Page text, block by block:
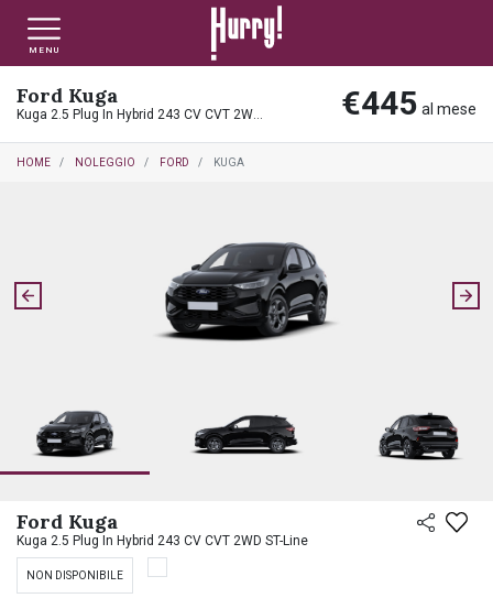
MENU
Ford Kuga
Kuga 2.5 Plug In Hybrid 243 CV CVT 2WD ST-Line €445 al mese
HOME NOLEGGIO FORD KUGA
Ford Kuga
Kuga 2.5 Plug In Hybrid 243 CV CVT 2WD ST-Line
NON DISPONIBILE
NLT PRIVATI
NLT USATO PRIVATI
NLT NUOVO
VALUTA E VENDI